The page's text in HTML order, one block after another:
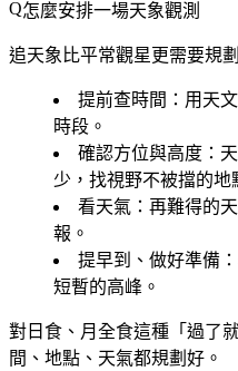
怎麼安排一場天象觀測
追天象比平常觀星更需要規
提前查時間 ：用天
時段。
確認方位與高度 ：
少，找視野不被擋的地
看天氣 ：再難得的
報。
提早到、做好準備
短暫的高峰。
對日食、月全食這種「過了
間、地點、天氣都規劃好。